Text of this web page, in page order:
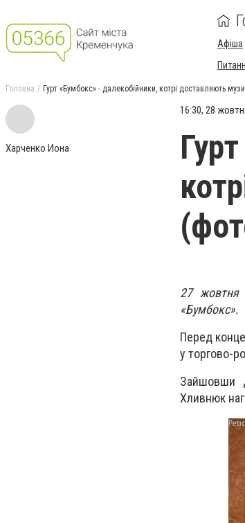
Афіша
Головна Гурт «Бумбокс» - далекобійники, котрі доставляють
Харченко Иона
16:30, 28
27 жовтня
«Бумбокс».
Перед
у торгово-
Зайшовши
Хливнюк